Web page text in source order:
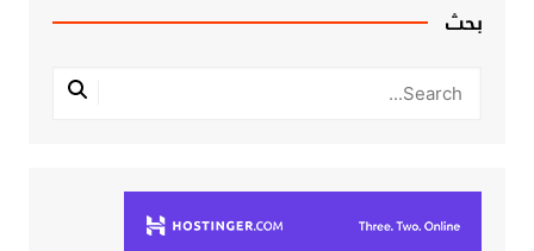
بحث